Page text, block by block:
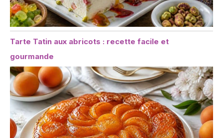
Tarte Tatin aux abricots : recette facile et
gourmande